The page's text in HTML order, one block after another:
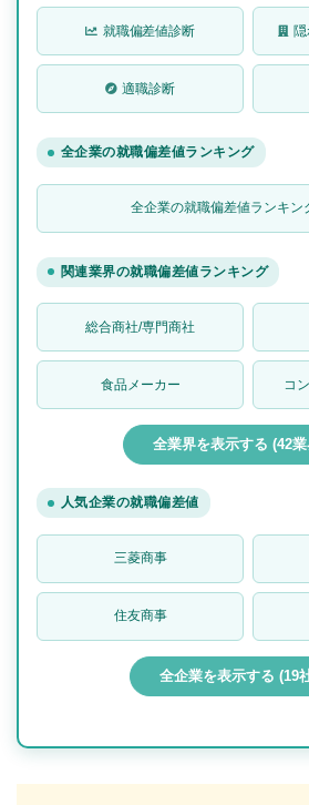
就職偏差値診断
適職診断
全企業の就職偏差値ランキング
全企業の就職偏差値ランキン
関連業界の就職偏差値ランキング
総合商社/専門商社
食品メーカー コ
全業界を表示する (42
人気企業の就職偏差値
三菱商事
住友商事
全企業を表示する (19